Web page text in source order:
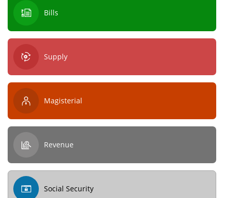
Bills
Supply
Magisterial
Revenue
Social Security